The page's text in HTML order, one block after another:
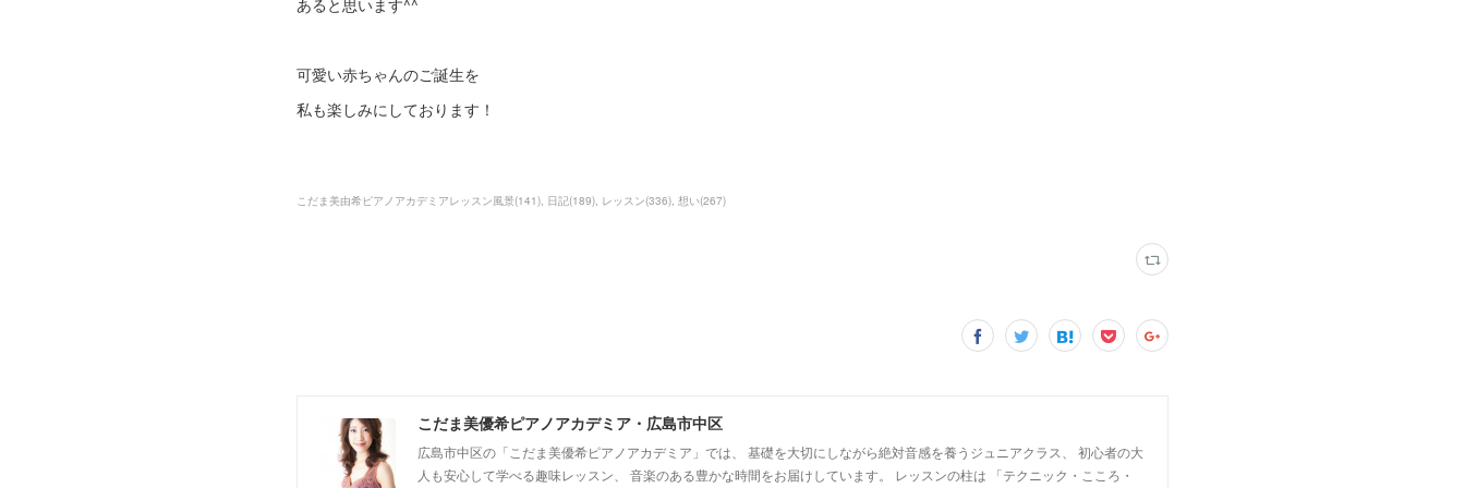
あると思います^^
可愛い赤ちゃんのご誕生を
私も楽しみにしております！
こだま美由希ピアノアカデミアレッスン風景(141) 日記(189) レッスン(336) 想い(267)
こだま美優希ピアノアカデミア・広島市中区
広島市中区の「こだま美優希ピアノアカデミア」では、 基礎を大切にしながら絶対音感を養うジュニアクラス、 初心者の大
人も安心して学べる趣味レッスン、 音楽のある豊かな時間をお届けしています。 レッスンの柱は 「テクニック・こころ・